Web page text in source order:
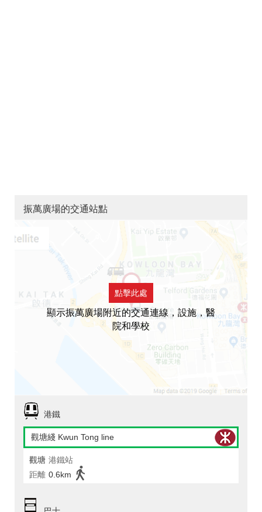
振萬廣場的交通站點
點擊此處
顯示振萬廣場附近的交通連線，設施，醫
院和學校
港鐵
觀塘綫 Kwun Tong line
觀塘 港鐵站
距離 0.6km